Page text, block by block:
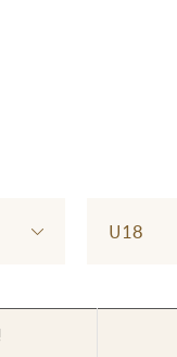
U18